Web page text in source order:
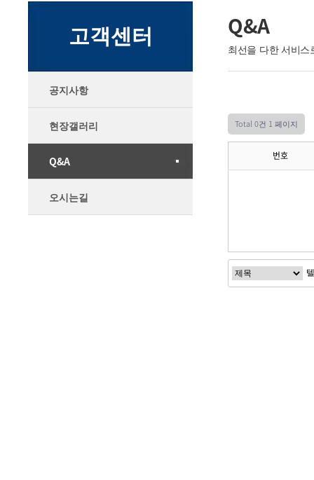
고객센터
공지사항
현장갤러리
Q&A
오시는길
Q&A
최선을 다한 서비
Total 0건 1 페이지
번호